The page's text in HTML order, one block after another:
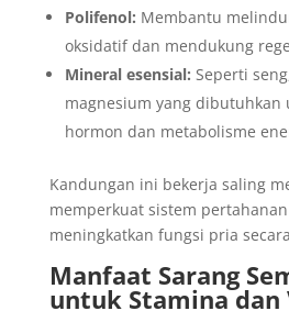
Polifenol: Membantu
oksidatif dan mendukung
Mineral esensial: Seperti
magnesium yang dibutuhkan
hormon dan metabolisme
Kandungan ini bekerja saling
memperkuat sistem
meningkatkan fungsi pria
Manfaat Sarang
untuk Stamina